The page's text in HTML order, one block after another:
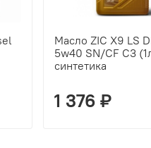
Масло ZIC X9 LS
5w40 SN/CF C3
синтетика
1 376 ₽